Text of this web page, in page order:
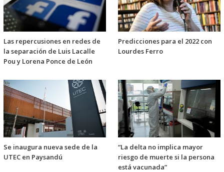
Las repercusiones en redes de
la separación de Luis Lacalle
Pou y Lorena Ponce de León
Predicciones para el 2022 con
Lourdes Ferro
Se inaugura nueva sede de la
UTEC en Paysandú
“La delta no implica mayor
riesgo de muerte si la persona
está vacunada”